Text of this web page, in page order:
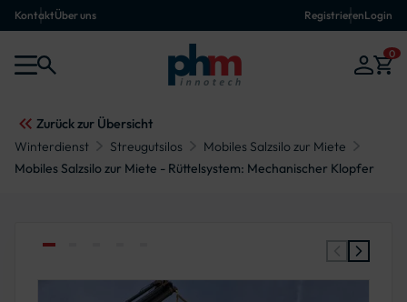
KontaktÜber uns RegistrierenLogin
0
Zurück zur Übersicht
Winterdienst
Streugutsilos
Mobiles Salzsilo zur Miete
Mobiles Salzsilo zur Miete - Rüttelsystem: Mechanischer Klopfer